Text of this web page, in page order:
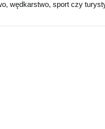
wędkarstwo, sport czy